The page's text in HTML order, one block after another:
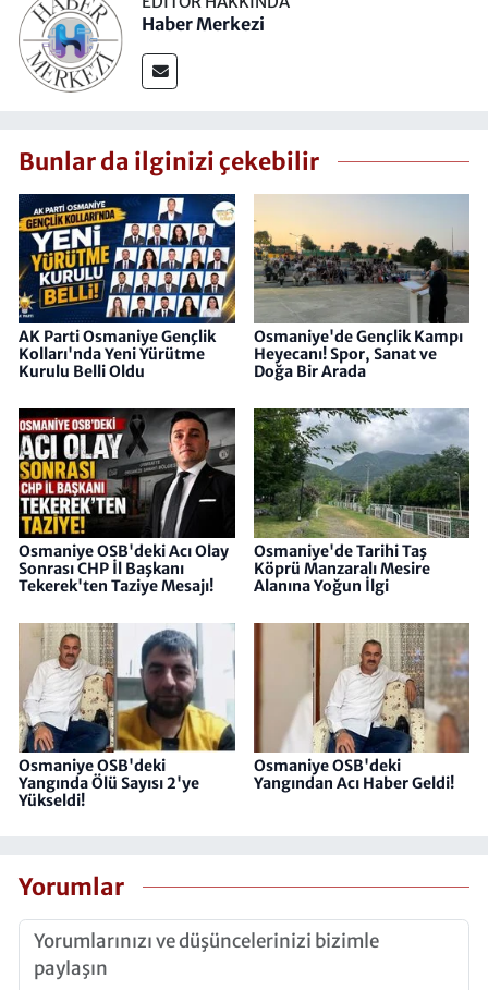
Haber Merkezi
Bunlar da ilginizi çekebilir
AK Parti Osmaniye Gençlik
Kolları'nda Yeni Yürütme
Kurulu Belli Oldu
Osmaniye'de Gençlik Kampı
Heyecanı! Spor, Sanat ve
Doğa Bir Arada
Osmaniye OSB'deki Acı Olay
Sonrası CHP İl Başkanı
Tekerek'ten Taziye Mesajı!
Osmaniye'de Tarihi Taş
Köprü Manzaralı Mesire
Alanına Yoğun İlgi
Osmaniye OSB'deki
Yangında Ölü Sayısı 2'ye
Yükseldi!
Osmaniye OSB'deki
Yangından Acı Haber Geldi!
Yorumlar